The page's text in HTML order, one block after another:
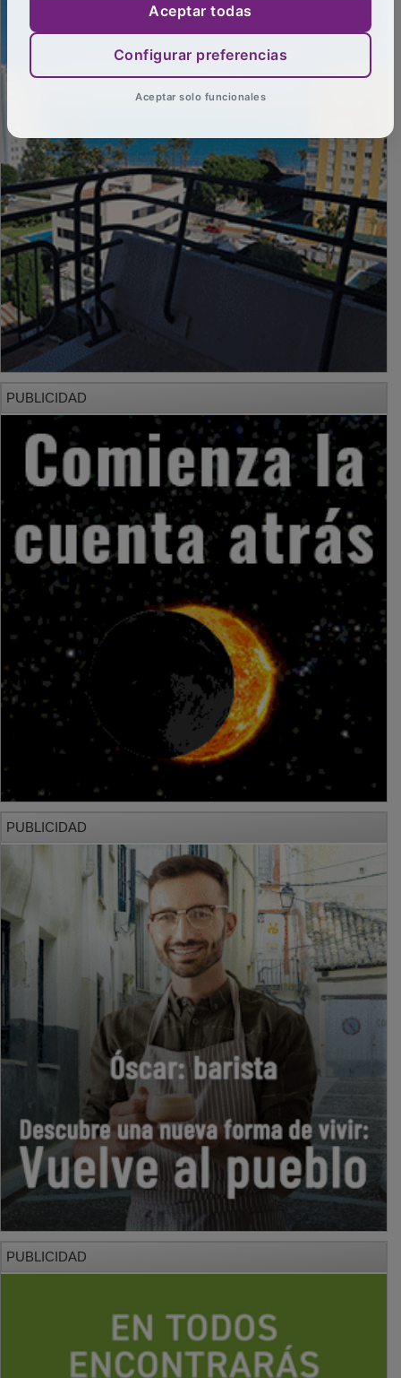
PUBLICIDAD
PUBLICIDAD
PUBLICIDAD
Aceptar todas
Configurar preferencias
Aceptar solo funcionales